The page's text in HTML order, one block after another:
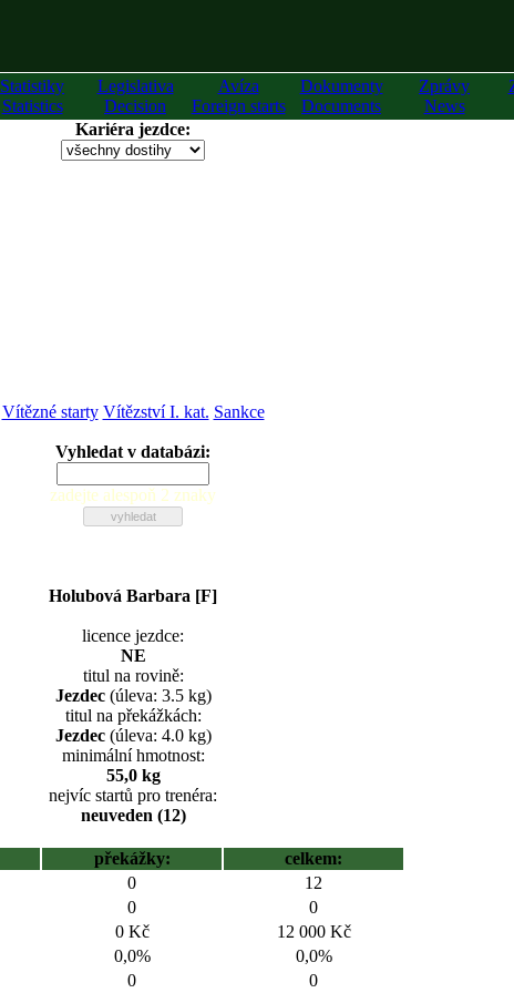
Statistiky
Statistics
Legislativa
Decision
Avíza
Foreign starts
Dokumenty
Documents
Zprávy
News
Kariéra jezdce:
Vítězné starty Vítězství I. kat. Sankce
Vyhledat v databázi:
zadejte alespoň 2 znaky
Holubová Barbara [F]
licence jezdce:
NE
titul na rovině:
Jezdec(úleva: 3.5 kg)
titul na překážkách:
Jezdec(úleva: 4.0 kg)
minimální hmotnost:
55,0 kg
nejvíc startů pro trenéra:
neuveden (12)
překážky:
celkem:
0
12
0
0
0 Kč
12 000 Kč
0,0%
0,0%
0 0